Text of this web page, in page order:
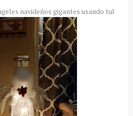
navideños gigantes usando tul